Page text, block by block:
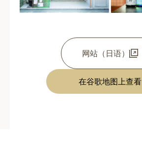
网站（日语）
在谷歌地图上查看